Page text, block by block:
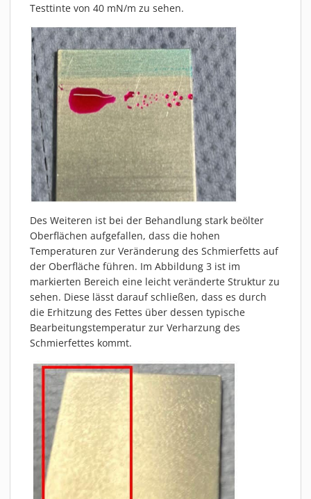
Testtinte von 40 mN/m zu sehen.
Des Weiteren ist bei der Behandlung stark beölter
Oberflächen aufgefallen, dass die hohen
Temperaturen zur Veränderung des Schmierfetts auf
der Oberfläche führen. Im Abbildung 3 ist im
markierten Bereich eine leicht veränderte Struktur zu
sehen. Diese lässt darauf schließen, dass es durch
die Erhitzung des Fettes über dessen typische
Bearbeitungstemperatur zur Verharzung des
Schmierfettes kommt.